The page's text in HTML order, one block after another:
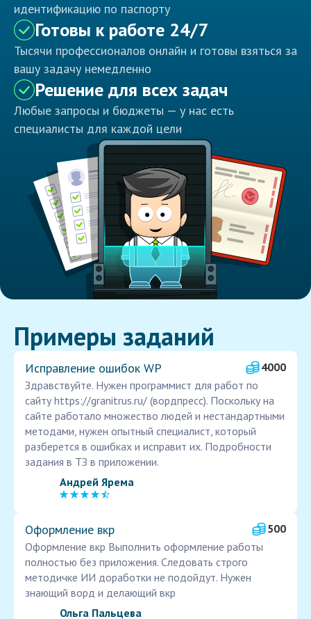
идентификацию по паспорту
Готовы к работе 24/7
Тысячи профессионалов онлайн и готовы взяться за
вашу задачу немедленно
Решение для всех задач
Любые запросы и бюджеты — у нас есть
специалисты для каждой цели
Примеры заданий
Исправление ошибок WP
4000
Здравствуйте. Нужен программист для работ по
сайту https://granitrus.ru/ (вордпресс). Поскольку на
сайте работало множество людей и нестандартными
методами, нужен опытный специалист, который
разберется в ошибках и исправит их. Подробности
задания в ТЗ в приложении.
Андрей Ярема
Оформление вкр
500
Оформление вкр Выполнить оформление работы
полностью без приложения. Следовать строго
методичке ИИ доработки не подойдут. Нужен
знающий ворд и делающий вкр
Ольга Пальцева